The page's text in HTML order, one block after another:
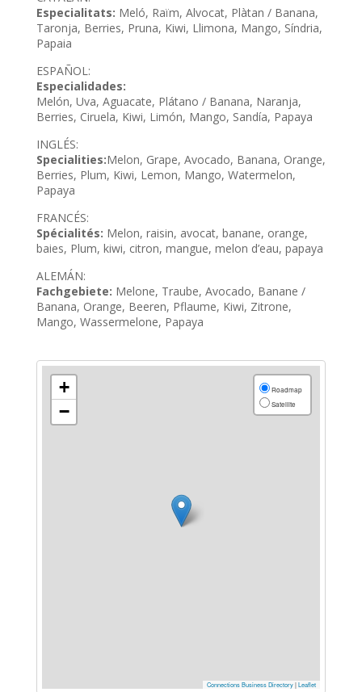
Especialitats: Meló, Raïm, Alvocat, Plàtan / Banana,
Taronja, Berries, Pruna, Kiwi, Llimona, Mango, Síndria,
Papaia
ESPAÑOL:
Especialidades:
Melón, Uva, Aguacate, Plátano / Banana, Naranja,
Berries, Ciruela, Kiwi, Limón, Mango, Sandía, Papaya
INGLÉS:
Specialities:Melon, Grape, Avocado, Banana, Orange,
Berries, Plum, Kiwi, Lemon, Mango, Watermelon,
Papaya
FRANCÉS:
Spécialités: Melon, raisin, avocat, banane, orange,
baies, Plum, kiwi, citron, mangue, melon d’eau, papaya
ALEMÁN:
Fachgebiete: Melone, Traube, Avocado, Banane /
Banana, Orange, Beeren, Pflaume, Kiwi, Zitrone,
Mango, Wassermelone, Papaya
+
−
Roadmap
Satellite
Connections Business Directory|Leaflet